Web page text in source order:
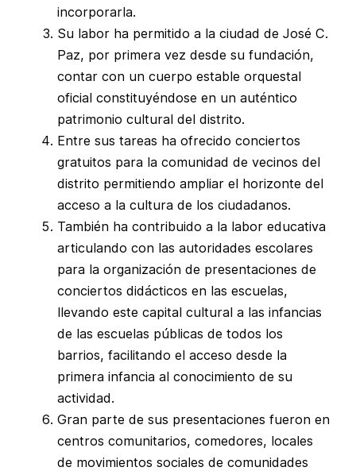
incorporarla.
Su labor ha permitido a la ciudad de José C.
Paz, por primera vez desde su fundación,
contar con un cuerpo estable orquestal
oficial constituyéndose en un auténtico
patrimonio cultural del distrito.
Entre sus tareas ha ofrecido conciertos
gratuitos para la comunidad de vecinos del
distrito permitiendo ampliar el horizonte del
acceso a la cultura de los ciudadanos.
También ha contribuido a la labor educativa
articulando con las autoridades escolares
para la organización de presentaciones de
conciertos didácticos en las escuelas,
llevando este capital cultural a las infancias
de las escuelas públicas de todos los
barrios, facilitando el acceso desde la
primera infancia al conocimiento de su
actividad.
Gran parte de sus presentaciones fueron en
centros comunitarios, comedores, locales
de movimientos sociales de comunidades